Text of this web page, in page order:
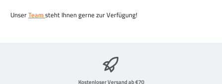
UnserTeam steht Ihnen gerne zur Verfügung!
Kostenloser Versand ab €70